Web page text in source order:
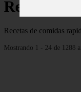
Recetas
Recetas de comidas
Mostrando 1 - 24 de 1288